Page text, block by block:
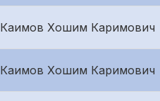
Каимов Хошим Каримович
Каимов Хошим Каримович